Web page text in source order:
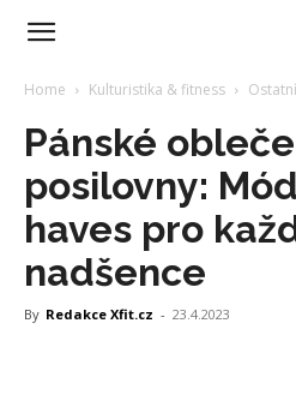
Home Kulturistika & fitness Ostatní
Pánské
posilovny:
haves pro
nadšence
By Redakce Xfit.cz - 23.4.2023